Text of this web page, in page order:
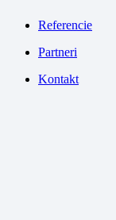
Referencie
Partneri
Kontakt